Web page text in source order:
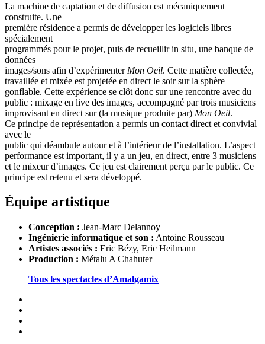
La machine de captation et de diffusion est mécaniquement
construite. Une
première résidence a permis de développer les logiciels libres
spécialement
programmés pour le projet, puis de recueillir in situ, une banque de
données
images/sons afin d’expérimenter Mon Oeil. Cette matière collectée,
travaillée et mixée est projetée en direct le soir sur la sphère
gonflable. Cette expérience se clôt donc sur une rencontre avec du
public : mixage en live des images, accompagné par trois musiciens
improvisant en direct sur (la musique produite par) Mon Oeil.
Ce principe de représentation a permis un contact direct et convivial
avec le
public qui déambule autour et à l’intérieur de l’installation. L’aspect
performance est important, il y a un jeu, en direct, entre 3 musiciens
et le mixeur d’images. Ce jeu est clairement perçu par le public. Ce
principe est retenu et sera développé.
Équipe artistique
Conception : Jean-Marc Delannoy
Ingénierie informatique et son : Antoine Rousseau
Artistes associés : Eric Bézy, Eric Heilmann
Production : Métalu A Chahuter
Tous les spectacles d’Amalgamix